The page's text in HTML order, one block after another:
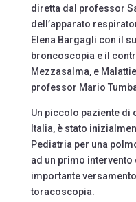
diretta dal professor
dell’apparato
Elena Bargagli con il
broncoscopia e il
Mezzasalma, e
professor Mario
Un piccolo paziente di
Italia, è stato
Pediatria per una
ad un primo
importante
toracoscopia.